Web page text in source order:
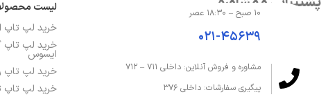
صفحه‌نمایش و تصویر
اندازه صفحه نمایش
۱۰ صبح – ۱۸:۳۰ عصر
۰۲۱-۴۵۶۳۹
مشاوره و فروش آنلاین: داخلی ۷۱۱ – ۷۱۲
پیگیری سفارشات: داخلی ۳۷۶
لیست
خرید لپ
خرید لپ تاپ
ایسوس
خرید لپ تاپ
خرید لپ